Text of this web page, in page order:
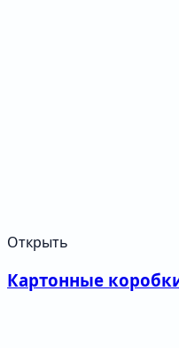
Открыть
Картонные